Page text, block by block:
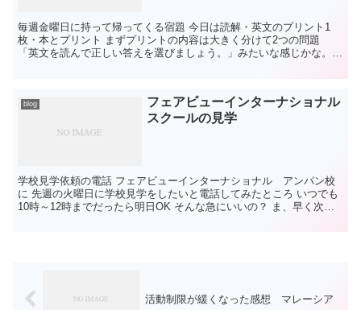
毎週金曜日に持って帰ってくる宿題 今日は読解・英文のプリント1
枚・本とプリント まずプリントの内容は大きく分けて2つの問題
「英文を読んで正しい答えを選びましょう。」みたいな感じかな。
blog
フェアビューインターナショナル
スクールの見学
学校見学依頼の電話 フェアビューインターナショナル アンパン校
に 先週の火曜日に学校見学をしたいと電話してみたところ いつでも
10時～12時までだったら明日OK そんな急にいいの？ ま、早く次に
活動制限が緩くなった感想 マレーシア